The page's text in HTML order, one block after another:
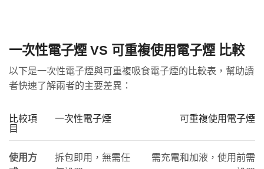
一次性電子煙 VS 可重複使用電子煙 比較
以下是一次性電子煙與可重複吸食電子煙的比較表，幫助讀
者快速了解兩者的主要差異：
比較項
目
一次性電子煙 可重複使用電子煙
使用方
拆包即用，無需任
需充電和加液，使用前需